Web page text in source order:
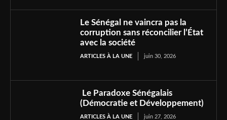
Le Sénégal ne vaincra pas la
corruption sans réconcilier l’État
avec la société
ARTICLES À LA UNE juin 30, 2026
Le Paradoxe Sénégalais
(Démocratie et Développement)
ARTICLES À LA UNE juin 27, 2026